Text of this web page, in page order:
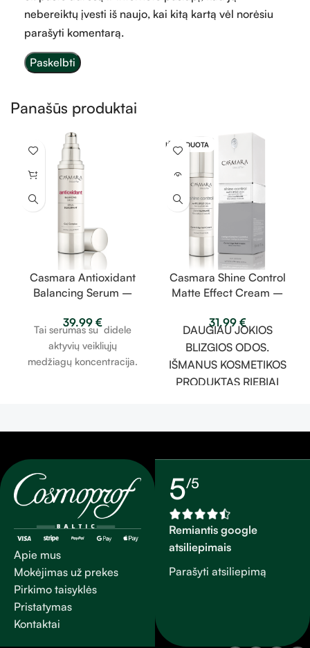
nebereiktų įvesti iš naujo, kai kitą kartą vėl norėsiu
parašyti komentarą.
Panašūs produktai
Casmara Antioxidant
Balancing Serum –
balansuojantis serumas
50ml
39.99 €
Tai serumas su didele
aktyvių veikliųjų
medžiagų koncentracija.
IŠPARDUOTA
Casmara Shine Control
Matte Effect Cream –
jauninantis kremas 50
ml
31.99 €
DAUGIAU JOKIOS
BLIZGIOS ODOS.
IŠMANUS KOSMETIKOS
PRODUKTAS RIEBIAI
Matinį poveikį suteikiantis,
Apie mus
Mokėjimas už prekes
Pirkimo taisyklės
Pristatymas
Kontaktai
5/5
Remiantis google
atsiliepimais
Parašyti atsiliepimą